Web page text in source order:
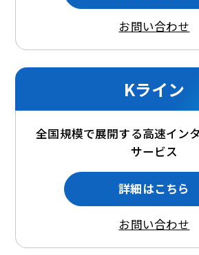
お問い合わせ
Kライン
全国規模で展開する高速イン
サービス
詳細はこちら
お問い合わせ